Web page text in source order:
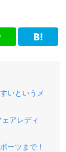
いというメ
アレディ
ーツまで！